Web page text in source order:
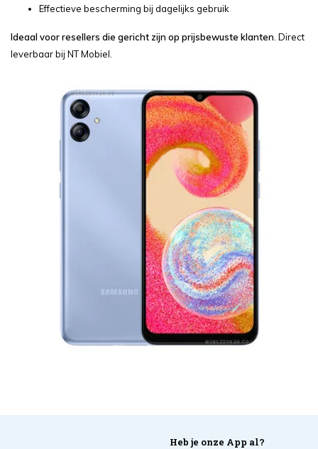
Effectieve bescherming bij dagelijks gebruik
Ideaal voor resellers die gericht zijn op prijsbewuste klanten . Direct
leverbaar bij NT Mobiel.
Heb je onze App al?